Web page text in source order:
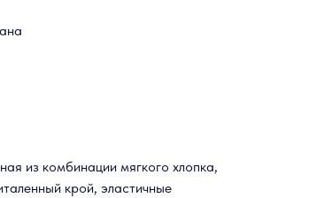
из комбинации мягкого хлопка,
крой, эластичные